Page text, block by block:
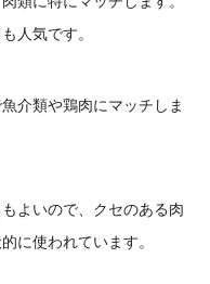
人気です。
介類や鶏肉にマッチしま
よいので、クセのある肉
に使われています。